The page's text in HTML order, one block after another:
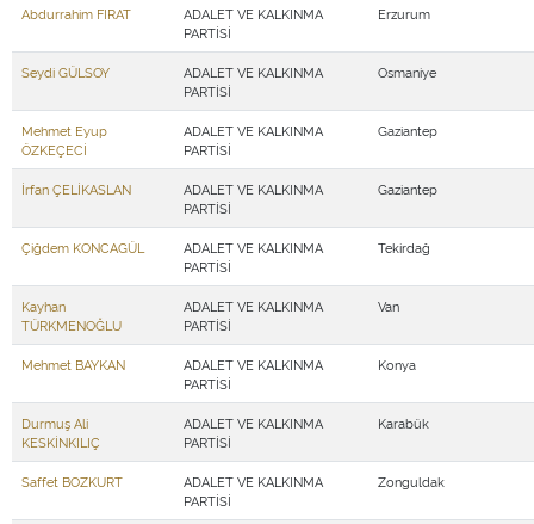
Abdurrahim FIRAT
ADALET VE KALKINMA
PARTİSİ
Erzurum
Seydi GÜLSOY
ADALET VE KALKINMA
PARTİSİ
Osmaniye
Mehmet Eyup
ÖZKEÇECİ
ADALET VE KALKINMA
PARTİSİ
Gaziantep
İrfan ÇELİKASLAN
ADALET VE KALKINMA
PARTİSİ
Gaziantep
Çiğdem KONCAGÜL
ADALET VE KALKINMA
PARTİSİ
Tekirdağ
Kayhan
TÜRKMENOĞLU
ADALET VE KALKINMA
PARTİSİ
Van
Mehmet BAYKAN
ADALET VE KALKINMA
PARTİSİ
Konya
Durmuş Ali
KESKİNKILIÇ
ADALET VE KALKINMA
PARTİSİ
Karabük
Saffet BOZKURT
ADALET VE KALKINMA
PARTİSİ
Zonguldak